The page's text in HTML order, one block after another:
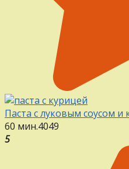
Паста с луковым соусом и
60 мин.4049
5